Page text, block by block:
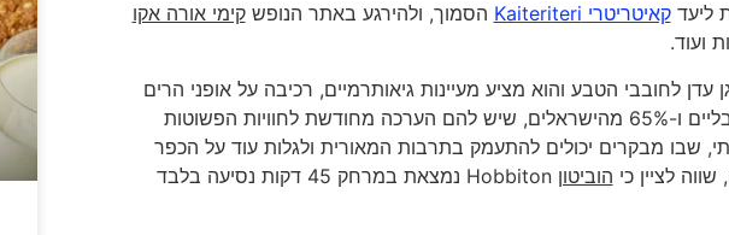
ליעדקאיטריטרי Kaiteriteri הסמוך, ולהירגע באתר הנופשקימי אורה אקו
עדן לחובבי הטבע והוא מציע מעיינות גיאותרמיים, רכיבה על אופני הרים
וראפטינג בנהר, מיקום מושלם לפי 69% מהמטיילים הגלובליים ו-65% מהישראלים, שיש להם הערכה מחודשת לחוויות הפשוטות
שבו מבקרים יכולים להתעמק בתרבות המאורית ולגלות עוד על הכפר
הוביטון
Hobbiton נמצאת במרחק 45 דקות נסיעה בלבד